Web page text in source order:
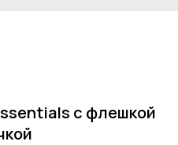
с флешкой